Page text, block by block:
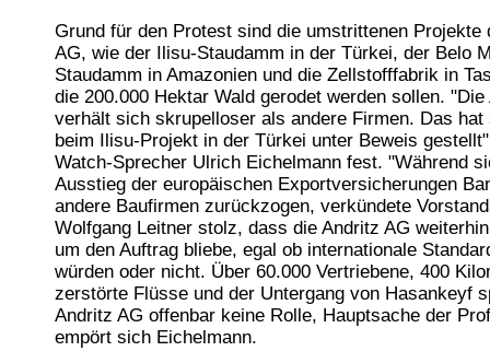
Grund für den Protest sind die umstrittenen Projekte
AG, wie der Ilisu-Staudamm in der Türkei, der Belo
Staudamm in Amazonien und die Zellstofffabrik in
die 200.000 Hektar Wald gerodet werden sollen. "Die
verhält sich skrupelloser als andere Firmen. Das hat
beim Ilisu-Projekt in der Türkei unter Beweis
Watch-Sprecher Ulrich Eichelmann fest. "Während
Ausstieg der europäischen Exportversicherungen
andere Baufirmen zurückzogen, verkündete
Wolfgang Leitner stolz, dass die Andritz AG
um den Auftrag bliebe, egal ob internationale
würden oder nicht. Über 60.000 Vertriebene, 400
zerstörte Flüsse und der Untergang von Hasankeyf
Andritz AG offenbar keine Rolle, Hauptsache der
empört sich Eichelmann.